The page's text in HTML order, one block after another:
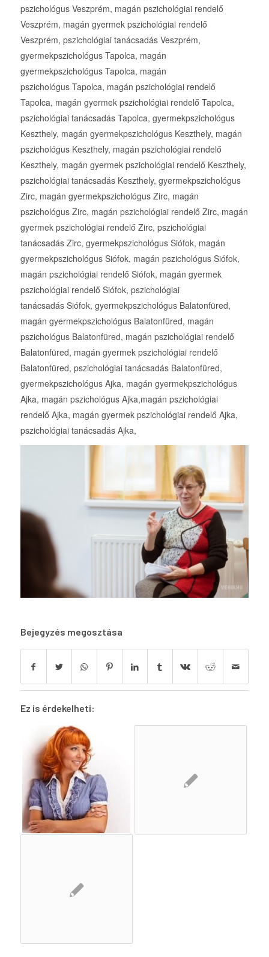
pszichológus Veszprém, magán pszichológiai rendelő
Veszprém, magán gyermek pszichológiai rendelő
Veszprém, pszichológiai tanácsadás Veszprém,
gyermekpszichológus Tapolca, magán
gyermekpszichológus Tapolca, magán
pszichológus Tapolca, magán pszichológiai rendelő
Tapolca, magán gyermek pszichológiai rendelő Tapolca,
pszichológiai tanácsadás Tapolca, gyermekpszichológus
Keszthely, magán gyermekpszichológus Keszthely, magán
pszichológus Keszthely, magán pszichológiai rendelő
Keszthely, magán gyermek pszichológiai rendelő Keszthely,
pszichológiai tanácsadás Keszthely, gyermekpszichológus
Zirc, magán gyermekpszichológus Zirc, magán
pszichológus Zirc, magán pszichológiai rendelő Zirc, magán
gyermek pszichológiai rendelő Zirc, pszichológiai
tanácsadás Zirc, gyermekpszichológus Siófok, magán
gyermekpszichológus Siófok, magán pszichológus Siófok,
magán pszichológiai rendelő Siófok, magán gyermek
pszichológiai rendelő Siófok, pszichológiai
tanácsadás Siófok, gyermekpszichológus Balatonfüred,
magán gyermekpszichológus Balatonfüred, magán
pszichológus Balatonfüred, magán pszichológiai rendelő
Balatonfüred, magán gyermek pszichológiai rendelő
Balatonfüred, pszichológiai tanácsadás Balatonfüred,
gyermekpszichológus Ajka, magán gyermekpszichológus
Ajka, magán pszichológus Ajka,magán pszichológiai
rendelő Ajka, magán gyermek pszichológiai rendelő Ajka,
pszichológiai tanácsadás Ajka,
Bejegyzés megosztása
Ez is érdekelheti: